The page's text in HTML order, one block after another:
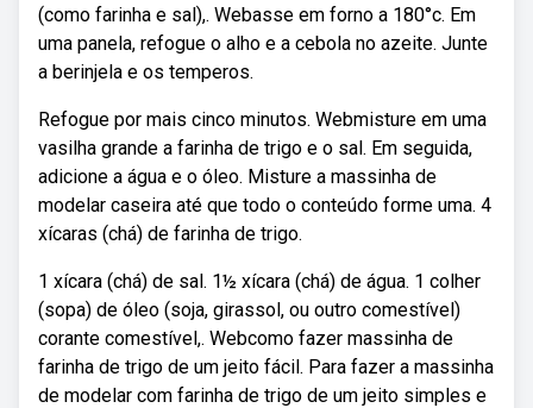
(como farinha e sal),. Webasse em forno a 180°c. Em
uma panela, refogue o alho e a cebola no azeite. Junte
a berinjela e os temperos.
Refogue por mais cinco minutos. Webmisture em uma
vasilha grande a farinha de trigo e o sal. Em seguida,
adicione a água e o óleo. Misture a massinha de
modelar caseira até que todo o conteúdo forme uma. 4
xícaras (chá) de farinha de trigo.
1 xícara (chá) de sal. 1½ xícara (chá) de água. 1 colher
(sopa) de óleo (soja, girassol, ou outro comestível)
corante comestível,. Webcomo fazer massinha de
farinha de trigo de um jeito fácil. Para fazer a massinha
de modelar com farinha de trigo de um jeito simples e